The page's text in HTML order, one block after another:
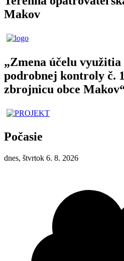
Makov
„Zmena účelu
podrobnej kontroly č.
zbrojnicu obce
Počasie
dnes, štvrtok 6. 8. 2026